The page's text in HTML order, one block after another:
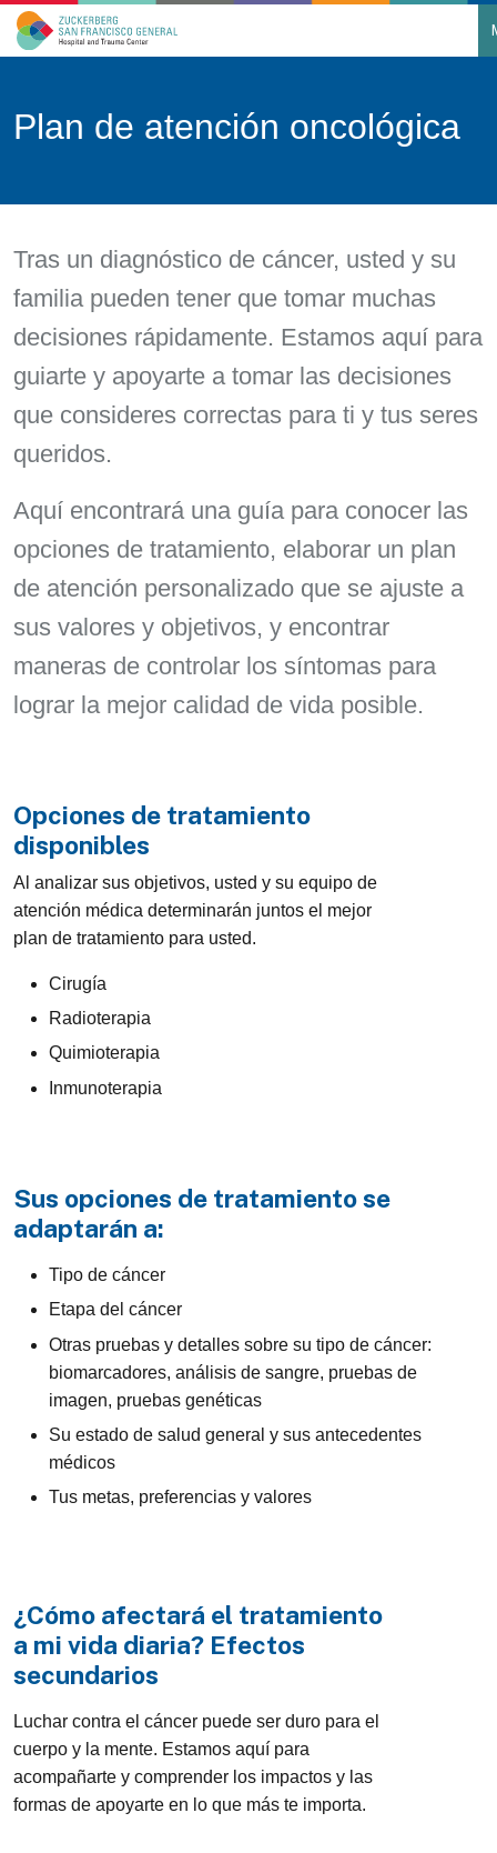
Main Navigation
Plan de atención oncológica
Tras un diagnóstico de cáncer, usted y su
familia pueden tener que tomar muchas
decisiones rápidamente. Estamos aquí para
guiarte y apoyarte a tomar las decisiones
que consideres correctas para ti y tus seres
queridos.
Aquí encontrará una guía para conocer las
opciones de tratamiento, elaborar un plan
de atención personalizado que se ajuste a
sus valores y objetivos, y encontrar
maneras de controlar los síntomas para
lograr la mejor calidad de vida posible.
Opciones de tratamiento
disponibles
Al analizar sus objetivos, usted y su equipo de
atención médica determinarán juntos el mejor
plan de tratamiento para usted.
Cirugía
Radioterapia
Quimioterapia
Inmunoterapia
Sus opciones de tratamiento se
adaptarán a:
Tipo de cáncer
Etapa del cáncer
Otras pruebas y detalles sobre su tipo de cáncer:
biomarcadores, análisis de sangre, pruebas de
imagen, pruebas genéticas
Su estado de salud general y sus antecedentes
médicos
Tus metas, preferencias y valores
¿Cómo afectará el tratamiento
a mi vida diaria? Efectos
secundarios
Luchar contra el cáncer puede ser duro para el
cuerpo y la mente. Estamos aquí para
acompañarte y comprender los impactos y las
formas de apoyarte en lo que más te importa.